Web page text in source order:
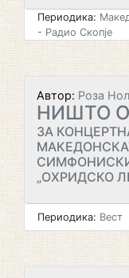
Периодика:
- Радио Скопје
Автор: Роза
НИШТО
ЗА
„ОХРИДСКО
Периодика: Вест